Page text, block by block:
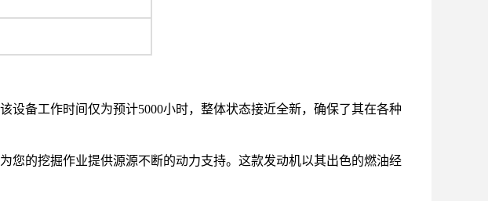
设备工作时间仅为预计5000小时，整体状态接近全新，确保了其在各种
您的挖掘作业提供源源不断的动力支持。这款发动机以其出色的燃油经